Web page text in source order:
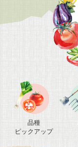
品種
ピックアップ